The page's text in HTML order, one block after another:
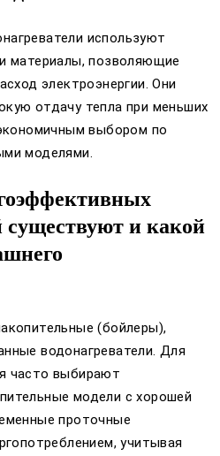
используют
материалы, позволяющие
электроэнергии. Они
отдачу тепла при меньших
выбором по
моделями.
существуют и какой
(бойлеры),
водонагреватели. Для
часто выбирают
модели с хорошей
проточные
учитывая